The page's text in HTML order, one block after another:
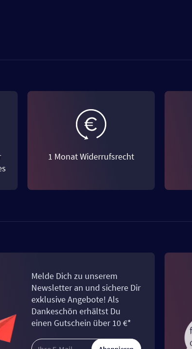
1 Monat Widerrufsrecht
Melde Dich zu unserem
Newsletter an und sichere Dir
exklusive Angebote! Als
Dankeschön erhältst Du
einen Gutschein über 10 €*